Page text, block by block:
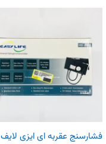
فشارسنج عقربه ای ایزی لایف